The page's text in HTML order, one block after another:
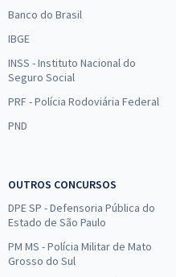
Banco do Brasil
IBGE
INSS - Instituto Nacional do
Seguro Social
PRF - Polícia Rodoviária Federal
PND
OUTROS CONCURSOS
DPE SP - Defensoria Pública do
Estado de São Paulo
PM MS - Polícia Militar de Mato
Grosso do Sul